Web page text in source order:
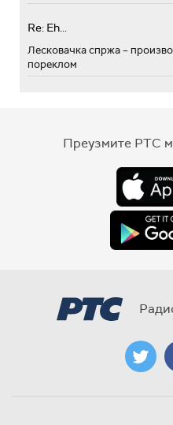
Re: Eh...
Лесковачка спржа –
пореклом
Преузмите РТС